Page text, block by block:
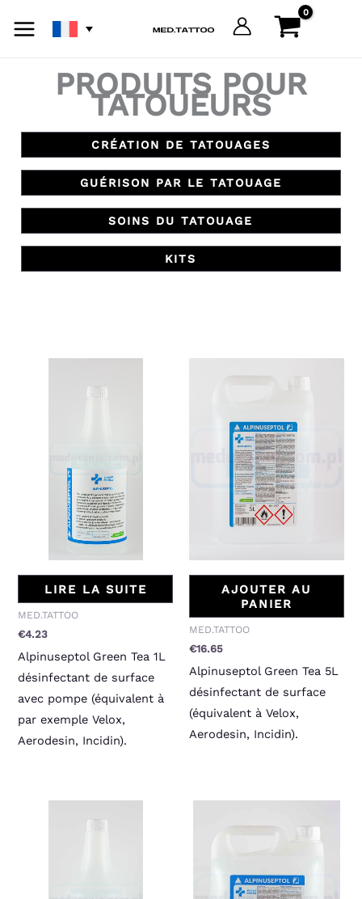
PRODUITS POUR
TATOUEURS
CRÉATION DE TATOUAGES
GUÉRISON PAR LE TATOUAGE
SOINS DU TATOUAGE
KITS
LIRE LA SUITE
MED.TATTOO
€4.23
Alpinuseptol Green Tea 1L
désinfectant de surface
avec pompe (équivalent à
par exemple Velox,
Aerodesin, Incidin).
AJOUTER AU
PANIER
MED.TATTOO
€16.65
Alpinuseptol Green Tea 5L
désinfectant de surface
(équivalent à Velox,
Aerodesin, Incidin).